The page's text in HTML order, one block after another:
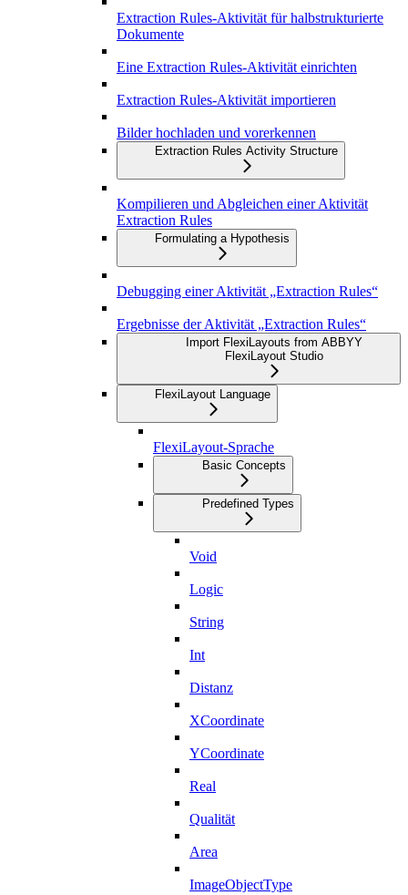
Extraction Rules-Aktivität für halbstrukturierte
Dokumente
Eine Extraction Rules-Aktivität einrichten
Extraction Rules-Aktivität importieren
Bilder hochladen und vorerkennen
Extraction Rules Activity Structure
Kompilieren und Abgleichen einer Aktivität
Extraction Rules
Formulating a Hypothesis
Debugging einer Aktivität „Extraction Rules“
Ergebnisse der Aktivität „Extraction Rules“
Import FlexiLayouts from ABBYY
FlexiLayout Studio
FlexiLayout Language
FlexiLayout-Sprache
Basic Concepts
Predefined Types
Void
Logic
String
Int
Distanz
XCoordinate
YCoordinate
Real
Qualität
Area
ImageObjectType